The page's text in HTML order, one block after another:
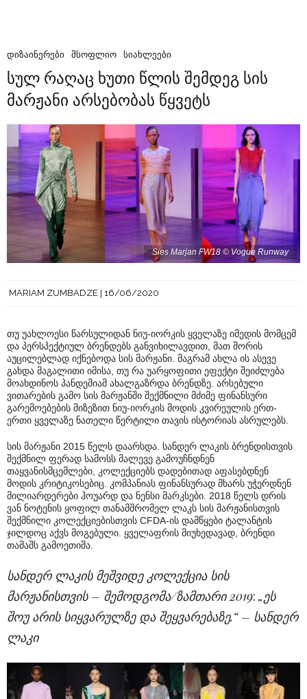
ᲓᲘᲖᲐᲘᲜᲔᲠᲔᲑᲘ ᲛᲡᲝᲤᲚᲘᲝ ᲡᲘᲐᲮᲚᲔᲔᲑᲘ
სულ რაღაც ხუთი წლის შემდეგ სის
მარჟანი არსებობას წყვეტს
Sies Marjan FW18 © Vogue Runway
MARIAM ZUMBADZE 16/06/2020
თუ უახლოესი წარსულიდან ნიუ-იორკის ყველაზე იმედის მომცემ
და პერსპექტიულ ბრენდებს განვიხილავდით, მათ შორის
აუცილებლად იქნებოდა სის მარჟანი. მაგრამ ახლა ის ასევე
გახდა მაგალითი იმისა, თუ რა უარყოფითი ეფექტი შეიძლება
მოახდინოს პანდემიამ ახალგაზრდა ბრენდზე. არსებული
ვითარების გამო სის მარჟანში შექმნილი მძიმე ფინანსური
გარემოებების მიზეზით ნიუ-იორკის მოდის კვირეულის ერთ-
ერთი ყველაზე ნათელი წერტილი თავის ისტორიას ასრულებს.
სის მარჟანი 2015 წელს დაარსდა. სანდერ ლაკის ბრენდისთვის
შექმნილ ფერად სამოსს მალევე გამოუჩნდნენ
თაყვანისმცემლები, კოლექციებს დადებითად აფასებდნენ
მოდის კრიტიკოსებიც. კომპანიას ფინანსურად მხარს უჭერდნენ
მილიარდერები ჰოუარდ და ნენსი მარკსები. 2018 წელს დრის
ვან ნოტენის ყოფილ თანამშრომელ ლაკს სის მარჟანისთვის
შექმნილი კოლექციებისთვის CFDA-ის დამწყები ტალანტის
ჯილდოც აქვს მოგებული. ყველაფრის მიუხედავად, ბრენდი
თამაშს გამოეთიშა.
სანდერ ლაკის მეშვიდე კოლექცია სის
მარჟანისთვის – შემოდგომა/ზამთარი 2019: „ეს
შოუ არის სიყვარულზე და შეყვარებაზე.“ – სანდერ
ლაკი